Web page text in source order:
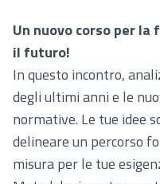
Un nuovo corso per la
il futuro!
In questo incontro,
degli ultimi anni e le
normative. Le tue idee
delineare un percorso
misura per le tue